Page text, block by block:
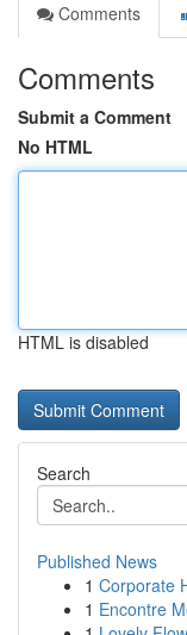
Comments
Comments
Submit a Comment
No HTML
HTML is disabled
Search
Published News
1 Corporate
1 Encontre